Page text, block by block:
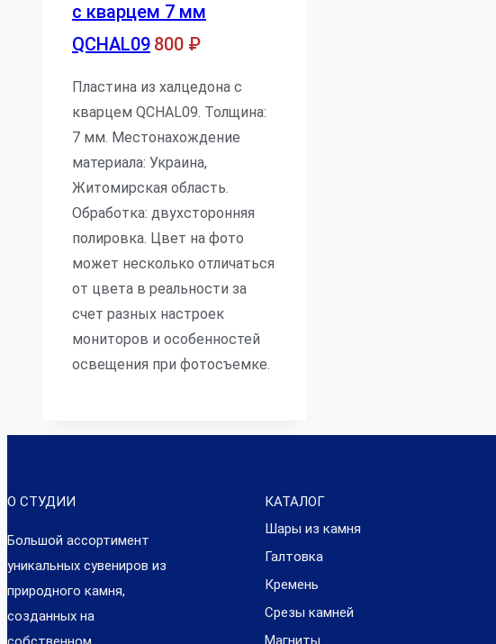
с кварцем 7 мм
QCHAL09 800 ₽
Пластина из халцедона с
кварцем QCHAL09. Толщина:
7 мм. Местонахождение
материала: Украина,
Житомирская область.
Обработка: двухсторонняя
полировка. Цвет на фото
может несколько отличаться
от цвета в реальности за
счет разных настроек
мониторов и особенностей
освещения при фотосъемке.
О СТУДИИ
Большой ассортимент
уникальных сувениров из
природного камня,
созданных на
КАТАЛОГ
Шары из камня
Галтовка
Кремень
Срезы камней
Магниты